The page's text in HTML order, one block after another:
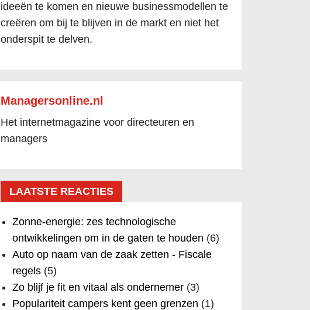
ideeën te komen en nieuwe businessmodellen te
creëren om bij te blijven in de markt en niet het
onderspit te delven.
Managersonline.nl
Het internetmagazine voor directeuren en
managers
LAATSTE REACTIES
Zonne-energie: zes technologische
ontwikkelingen om in de gaten te houden (6)
Auto op naam van de zaak zetten - Fiscale
regels(5)
Zo blijf je fit en vitaal als ondernemer(3)
Populariteit campers kent geen grenzen (1)